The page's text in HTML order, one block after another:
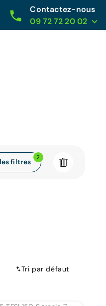
Contactez-nous
09 72 72 20 02
filtres
2
Tri par défaut